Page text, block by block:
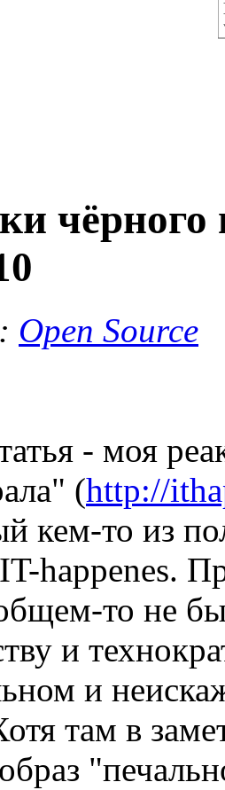
Open Source
- моя
(http://
кем-то из
happenes.
то не
и
и
там в